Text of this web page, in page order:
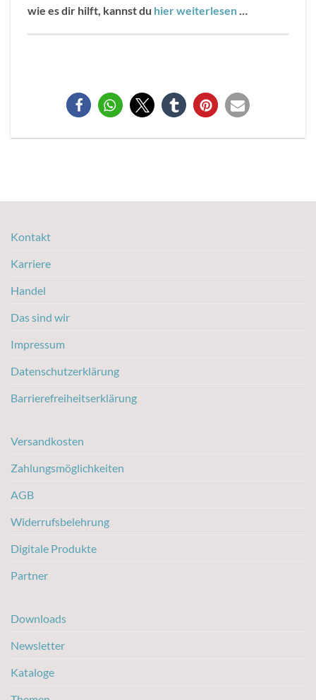
wie es dir hilft, kannst du hier weiterlesen
Kontakt
Karriere
Handel
Das sind wir
Impressum
Datenschutzerklärung
Barrierefreiheitserklärung
Versandkosten
Zahlungsmöglichkeiten
AGB
Widerrufsbelehrung
Digitale Produkte
Partner
Downloads
Newsletter
Kataloge